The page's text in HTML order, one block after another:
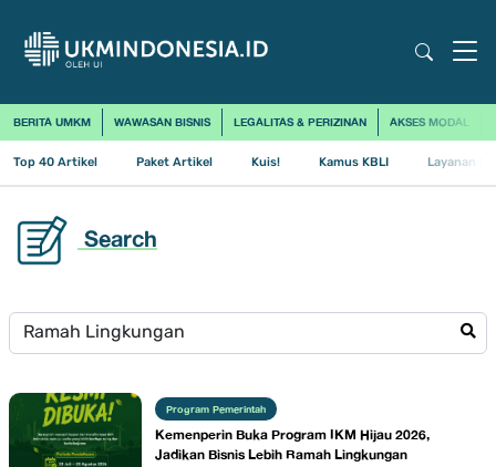
BERITA UMKM WAWASAN BISNIS LEGALITAS & PERIZINAN AKSES MODAL
Top 40 Artikel Paket Artikel Kuis! Kamus KBLI Layanan
Search
Program Pemerintah
Kemenperin Buka Program IKM Hijau 2026,
Jadikan Bisnis Lebih Ramah Lingkungan